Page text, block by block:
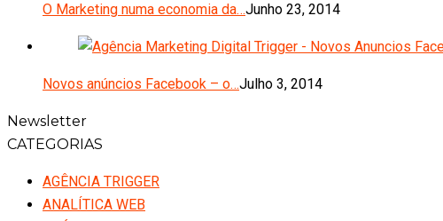
O Marketing numa economia da…Junho 23, 2014
Novos anúncios Facebook – o…Julho 3, 2014
Newsletter
CATEGORIAS
AGÊNCIA TRIGGER
ANALÍTICA WEB